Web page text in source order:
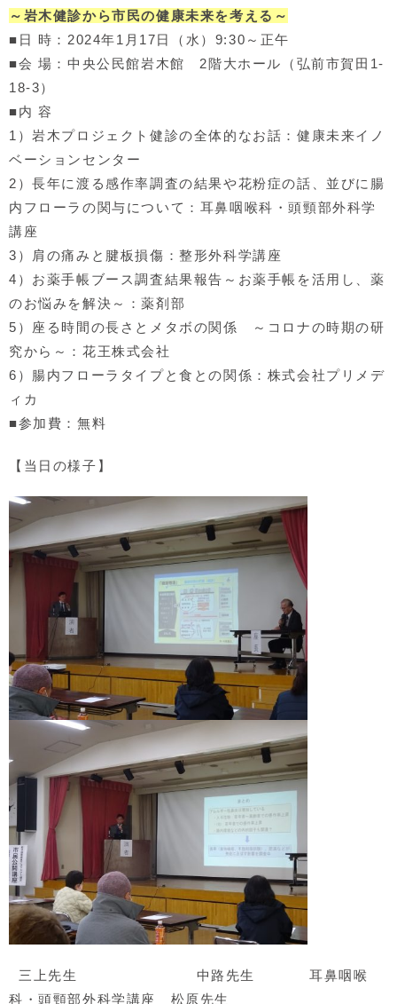
～岩木健診から市民の健康未来を考える～
■日 時：2024年1月17日（水）9:30～正午
■会 場：中央公民館岩木館 2階大ホール（弘前市賀田1-
18-3）
■内 容
1）岩木プロジェクト健診の全体的なお話：健康未来イノ
ベーションセンター
2）長年に渡る感作率調査の結果や花粉症の話、並びに腸
内フローラの関与について：耳鼻咽喉科・頭頸部外科学
講座
3）肩の痛みと腱板損傷：整形外科学講座
4）お薬手帳ブース調査結果報告～お薬手帳を活用し、薬
のお悩みを解決～：薬剤部
5）座る時間の長さとメタボの関係 ～コロナの時期の研
究から～：花王株式会社
6）腸内フローラタイプと食との関係：株式会社プリメデ
ィカ
■参加費：無料
【当日の様子】
三上先生 中路先生 耳鼻咽喉
科・頭頸部外科学講座 松原先生